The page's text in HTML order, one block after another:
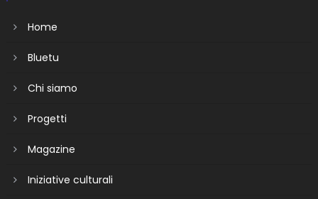
Home
Bluetu
Chi siamo
Progetti
Magazine
Iniziative culturali